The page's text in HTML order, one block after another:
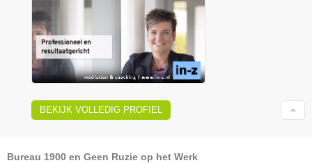
BEKIJK VOLLEDIG PROFIEL
Bureau 1900 en Geen Ruzie op het Werk